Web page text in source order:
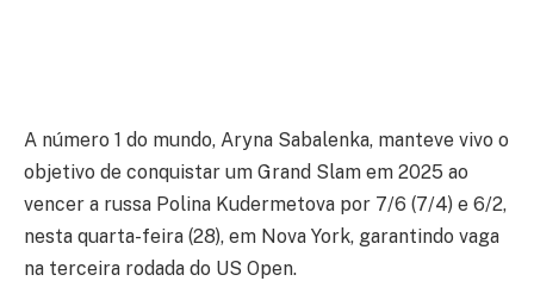
A número 1 do mundo, Aryna Sabalenka, manteve vivo o
objetivo de conquistar um Grand Slam em 2025 ao
vencer a russa Polina Kudermetova por 7/6 (7/4) e 6/2,
nesta quarta-feira (28), em Nova York, garantindo vaga
na terceira rodada do US Open.